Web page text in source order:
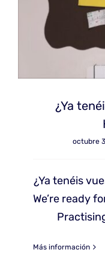
¿Ya
octubre
¿Ya tenéis
We’re ready
Más información